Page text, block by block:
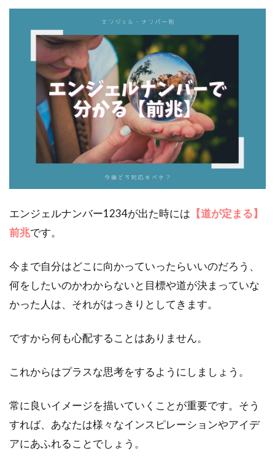
ンバー
を見たら
実践すべ
きこと
は？
3.1
1.な
んと
なく
疎遠
にな
に連
る
3.2
2.苦
手意
識の
ある
笑顔
る
3.親
しい
人を
食事
エンジェルナンバー1234が出た時には 【道が定まる】
前兆です。
今まで自分はどこに向かっていったらいいのだろう、
何をしたいのかわからないと目標や道が決まっていな
かった人は、それがはっきりとしてきます。
ですから何も心配することはありません。
これからはプラスな思考をするようにしましょう。
常に良いイメージを描いていくことが重要です。そう
すれば、あなたは様々なインスピレーションやアイデ
アにあふれることでしょう。